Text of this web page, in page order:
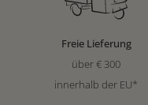
Freie Lieferung
über € 300
innerhalb der EU*